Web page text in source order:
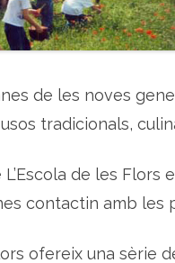
de les noves
tradicionals,
L’Escola de les
contactin amb les
ofereix una sèrie